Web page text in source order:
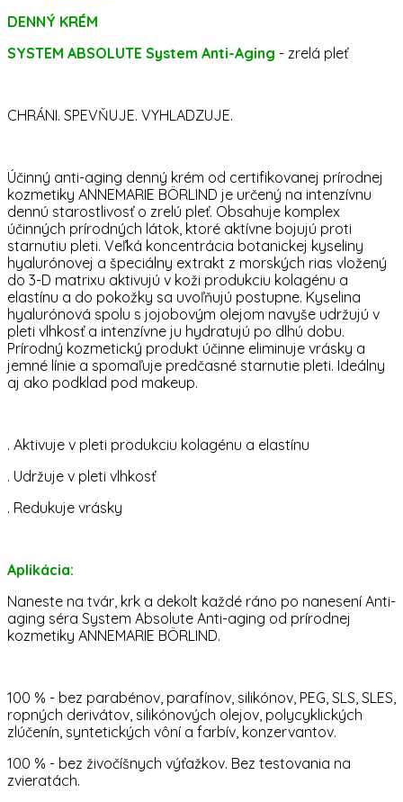
DENNÝ KRÉM
SYSTEM ABSOLUTE System Anti-Aging - zrelá pleť
CHRÁNI. SPEVŇUJE. VYHLADZUJE.
Účinný anti-aging denný krém od certifikovanej prírodnej
kozmetiky ANNEMARIE BÖRLIND je určený na intenzívnu
dennú starostlivosť o zrelú pleť. Obsahuje komplex
účinných prírodných látok, ktoré aktívne bojujú proti
starnutiu pleti. Veľká koncentrácia botanickej kyseliny
hyalurónovej a špeciálny extrakt z morských rias vložený
do 3-D matrixu aktivujú v koži produkciu kolagénu a
elastínu a do pokožky sa uvoľňujú postupne. Kyselina
hyalurónová spolu s jojobovým olejom navyše udržujú v
pleti vlhkosť a intenzívne ju hydratujú po dlhú dobu.
Prírodný kozmetický produkt účinne eliminuje vrásky a
jemné línie a spomaľuje predčasné starnutie pleti. Ideálny
aj ako podklad pod makeup.
. Aktivuje v pleti produkciu kolagénu a elastínu
. Udržuje v pleti vlhkosť
. Redukuje vrásky
Aplikácia:
Naneste na tvár, krk a dekolt každé ráno po nanesení Anti-
aging séra System Absolute Anti-aging od prírodnej
kozmetiky ANNEMARIE BÖRLIND.
100 % - bez parabénov, parafínov, silikónov, PEG, SLS, SLES,
ropných derivátov, silikónových olejov, polycyklických
zlúčenín, syntetických vôní a farbív, konzervantov.
100 % - bez živočíšnych výťažkov. Bez testovania na
zvieratách.